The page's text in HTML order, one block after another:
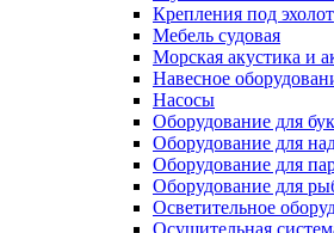
Крепления под эхолот
Мебель судовая
Морская акустика и
Навесное
Насосы
Оборудование для
Оборудование для
Оборудование для
Оборудование для
Осветительное
Осушительная